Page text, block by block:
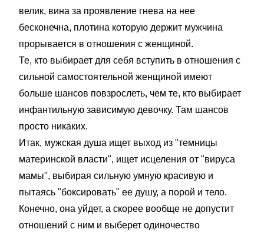
велик, вина за проявление гнева на нее
бесконечна, плотина которую держит мужчина
прорывается в отношения с женщиной.
Те, кто выбирает для себя вступить в отношения с
сильной самостоятельной женщиной имеют
больше шансов повзрослеть, чем те, кто выбирает
инфантильную зависимую девочку. Там шансов
просто никаких.
Итак, мужская душа ищет выход из "темницы
материнской власти", ищет исцеления от "вируса
мамы", выбирая сильную умную красивую и
пытаясь "боксировать" ее душу, а порой и тело.
Конечно, она уйдет, а скорее вообще не допустит
отношений с ним и выберет одиночество